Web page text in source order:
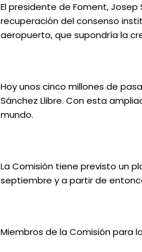
El presidente de Foment,
recuperación del consenso
aeropuerto, que supondría la
Hoy unos cinco millones de
Sánchez Llibre. Con esta
mundo.
La Comisión tiene previsto un
septiembre y a partir de
Miembros de la Comisión para